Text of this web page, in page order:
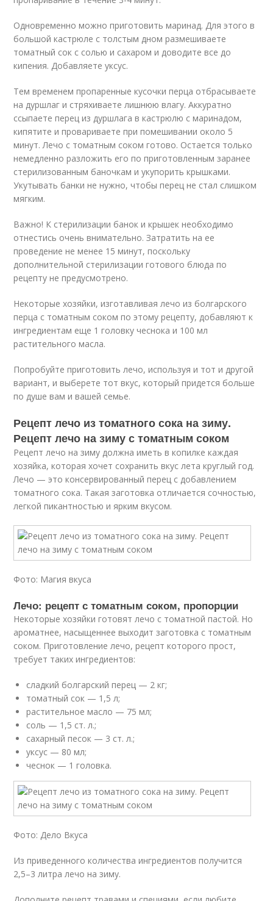
Одновременно можно приготовить маринад. Для этого в
большой кастрюле с толстым дном размешиваете
томатный сок с солью и сахаром и доводите все до
кипения. Добавляете уксус.
Тем временем пропаренные кусочки перца отбрасываете
на дуршлаг и стряхиваете лишнюю влагу. Аккуратно
ссыпаете перец из дуршлага в кастрюлю с маринадом,
кипятите и провариваете при помешивании около 5
минут. Лечо с томатным соком готово. Остается только
немедленно разложить его по приготовленным заранее
стерилизованным баночкам и укупорить крышками.
Укутывать банки не нужно, чтобы перец не стал слишком
мягким.
Важно! К стерилизации банок и крышек необходимо
отнестись очень внимательно. Затратить на ее
проведение не менее 15 минут, поскольку
дополнительной стерилизации готового блюда по
рецепту не предусмотрено.
Некоторые хозяйки, изготавливая лечо из болгарского
перца с томатным соком по этому рецепту, добавляют к
ингредиентам еще 1 головку чеснока и 100 мл
растительного масла.
Попробуйте приготовить лечо, используя и тот и другой
вариант, и выберете тот вкус, который придется больше
по душе вам и вашей семье.
Рецепт лечо из томатного сока на зиму.
Рецепт лечо на зиму с томатным соком
Рецепт лечо на зиму должна иметь в копилке каждая
хозяйка, которая хочет сохранить вкус лета круглый год.
Лечо — это консервированный перец с добавлением
томатного сока. Такая заготовка отличается сочностью,
легкой пикантностью и ярким вкусом.
Фото: Магия вкуса
Лечо: рецепт с томатным соком, пропорции
Некоторые хозяйки готовят лечо с томатной пастой. Но
ароматнее, насыщеннее выходит заготовка с томатным
соком. Приготовление лечо, рецепт которого прост,
требует таких ингредиентов:
сладкий болгарский перец — 2 кг;
томатный сок — 1,5 л;
растительное масло — 75 мл;
соль — 1,5 ст. л.;
сахарный песок — 3 ст. л.;
уксус — 80 мл;
чеснок — 1 головка.
Фото: Дело Вкуса
Из приведенного количества ингредиентов получится
2,5–3 литра лечо на зиму.